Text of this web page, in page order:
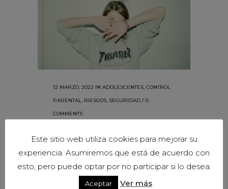
12 MARZO, 2022 IN ADOLESCENTES, CONTROL
PARENTAL, RIESGOS, SEGURIDAD / 0
COMMENTS
mantengan a
salvo su
privacidad
Este sitio web utiliza cookies para mejorar su
experiencia. Asumiremos que está de acuerdo con
esto, pero puede optar por no participar si lo desea.
Aceptar Ver más